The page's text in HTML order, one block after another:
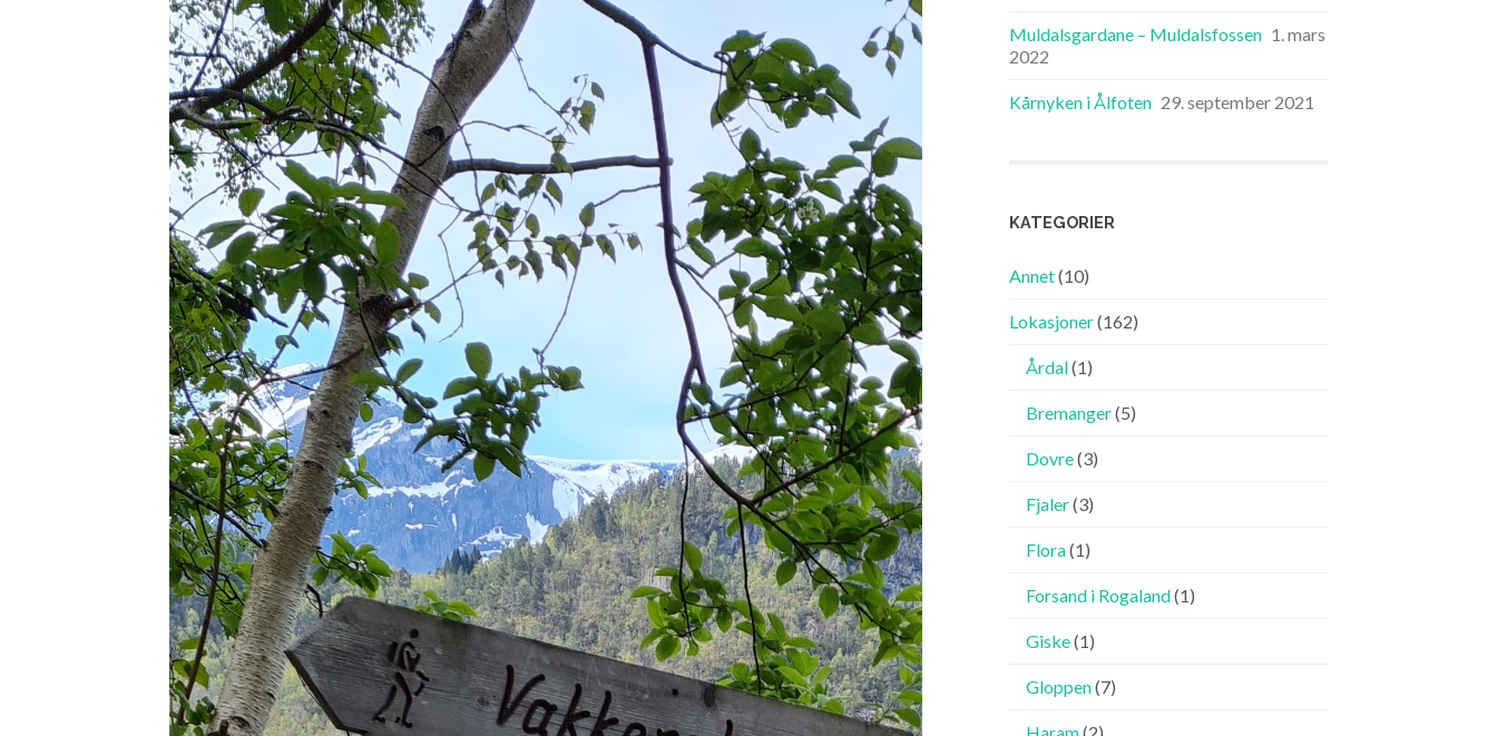
Muldalsgardane – Muldalsfossen 1. mars
2022
Kårnyken i Ålfoten 29. september 2021
KATEGORIER
Annet(10)
Lokasjoner(162)
Årdal(1)
Bremanger(5)
Dovre(3)
Fjaler(3)
Flora(1)
Forsand i Rogaland(1)
Giske(1)
Gloppen(7)